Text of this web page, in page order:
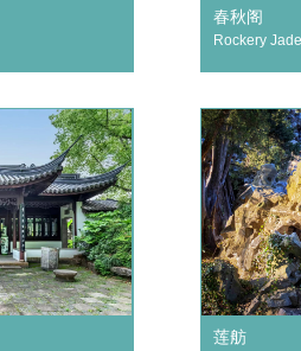
春秋阁
Rockery
莲舫